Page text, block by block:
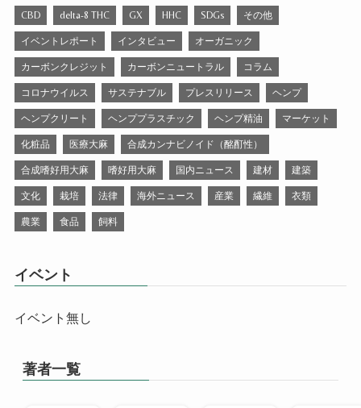
CBD delta-8 THC GX HHC SDGs その他
イベントレポート インタビュー オーガニック
カーボンクレジット カーボンニュートラル コラム
コロナウイルス サステナブル プレスリリース ヘンプ
ヘンプクリート ヘンププラスチック ヘンプ精油 マーケット
化粧品 医療大麻 合成カンナビノイド（酩酊性）
合成嗜好用大麻 嗜好用大麻 国内ニュース 建材 建築
文化 栽培 法律 海外ニュース 産業 繊維 衣類
農業 食品 飼料
イベント
イベント無し
著者一覧